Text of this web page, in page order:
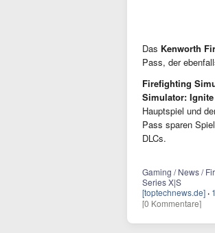
Das Kenworth
Pass, der
Firefighting
Simulator:
Hauptspiel und
Pass sparen
DLCs.
Gaming / News /
Series X|S
[toptechnews.de] ·
[0 Kommentare]